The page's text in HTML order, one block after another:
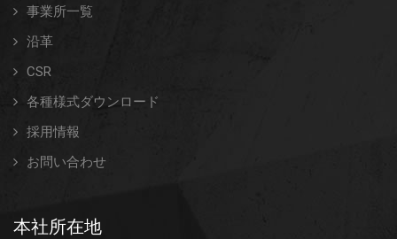
事業所一覧
沿革
CSR
各種様式ダウンロード
採用情報
お問い合わせ
本社所在地